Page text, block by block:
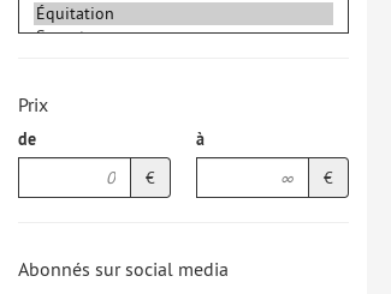
Prix
de
€
à
€
Abonnés sur social media